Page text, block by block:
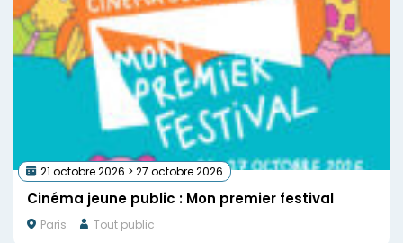
21 octobre 2026 > 27 octobre 2026
Cinéma jeune public : Mon premier festival
Paris Tout public